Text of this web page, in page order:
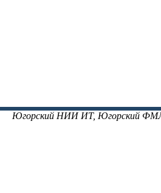
Югорский НИИ ИТ, Югорский